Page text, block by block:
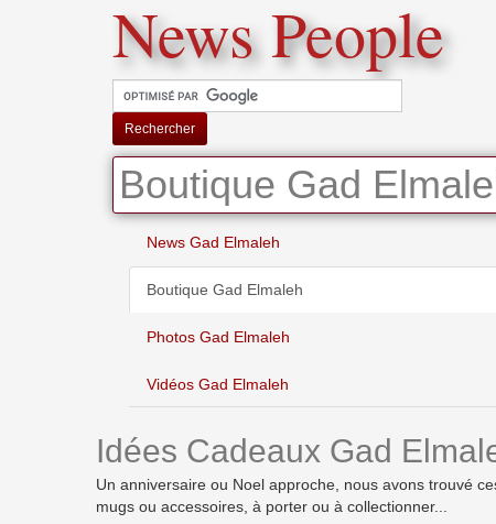
News People
Rechercher
Boutique Gad
News Gad Elmaleh
Boutique Gad Elmaleh
Photos Gad Elmaleh
Vidéos Gad Elmaleh
Idées Cadeaux Gad
Un anniversaire ou Noel approche, nous avons trouvé
mugs ou accessoires, à porter ou à collectionner...